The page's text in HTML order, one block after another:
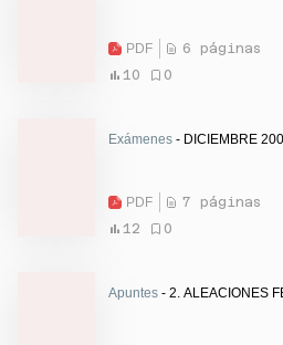
PDF
6 páginas
10
0
Exámenes - DICIEMBRE
PDF
7 páginas
12
0
Apuntes - 2. ALEACIONES